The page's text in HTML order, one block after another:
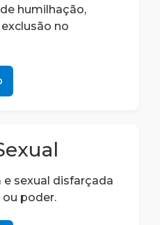
humilhação,
no
sexual disfarçada
ou poder.